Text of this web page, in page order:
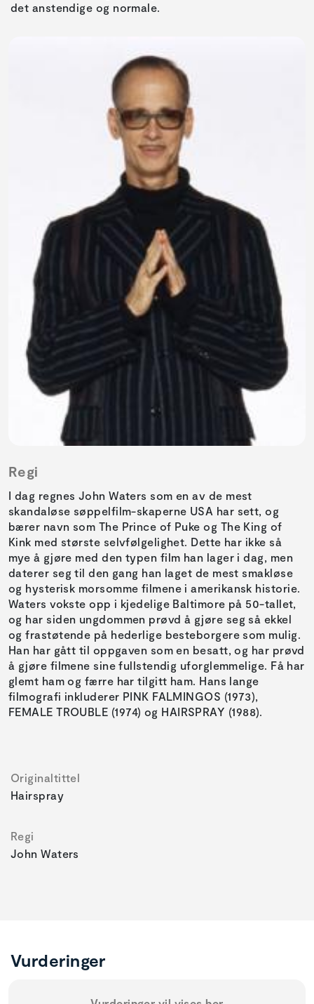
det anstendige og normale.
Regi
I dag regnes John Waters som en av de mest
skandaløse søppelfilm-skaperne USA har sett, og
bærer navn som The Prince of Puke og The King of
Kink med største selvfølgelighet. Dette har ikke så
mye å gjøre med den typen film han lager i dag, men
daterer seg til den gang han laget de mest smakløse
og hysterisk morsomme filmene i amerikansk historie.
Waters vokste opp i kjedelige Baltimore på 50-tallet,
og har siden ungdommen prøvd å gjøre seg så ekkel
og frastøtende på hederlige besteborgere som mulig.
Han har gått til oppgaven som en besatt, og har prøvd
å gjøre filmene sine fullstendig uforglemmelige. Få har
glemt ham og færre har tilgitt ham. Hans lange
filmografi inkluderer PINK FALMINGOS (1973),
FEMALE TROUBLE (1974) og HAIRSPRAY (1988).
Originaltittel
Hairspray
Regi
John Waters
Vurderinger